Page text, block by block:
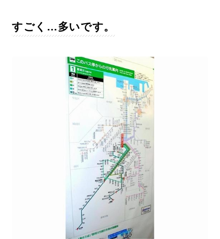
すごく…多いです。